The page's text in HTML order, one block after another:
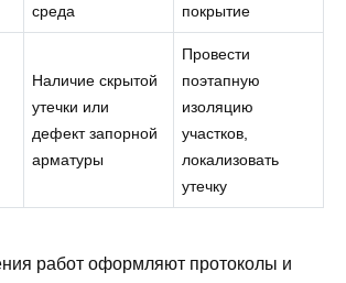
среда
покрытие
Наличие скрытой
утечки или
дефект запорной
арматуры
Провести
поэтапную
изоляцию
участков,
локализовать
утечку
работ оформляют протоколы и